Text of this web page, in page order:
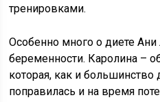
тренировками.
Особенно много о диете
беременности. Каролина –
которая, как и большинство
поправилась и на время